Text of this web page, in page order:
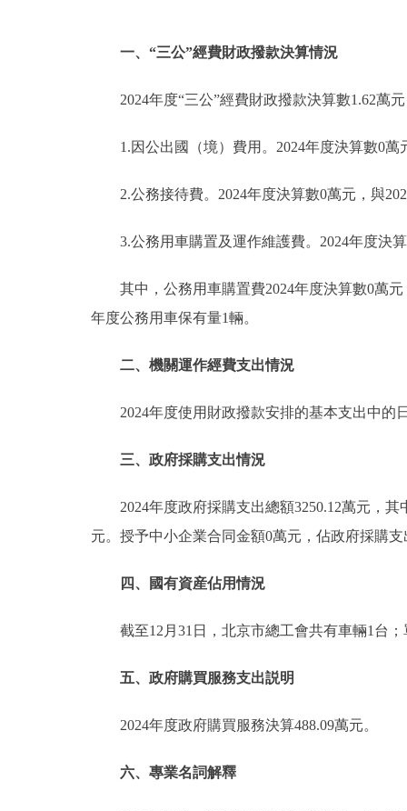
一、“三公”經費財政撥款決算情況
2024年度“三公”經費財政撥款決算數1.62萬
1.因公出國（境）費用。2024年度決算數0
2.公務接待費。2024年度決算數0萬元，與
3.公務用車購置及運作維護費。2024年度決
其中，公務用車購置費2024年度決算數0萬
年度公務用車保有量1輛。
二、機關運作經費支出情況
2024年度使用財政撥款安排的基本支出中的
三、政府採購支出情況
2024年度政府採購支出總額3250.12萬元，
元。授予中小企業合同金額0萬元，佔政府採購
四、國有資産佔用情況
截至12月31日，北京市總工會共有車輛1台
五、政府購買服務支出説明
2024年度政府購買服務決算488.09萬元。
六、專業名詞解釋